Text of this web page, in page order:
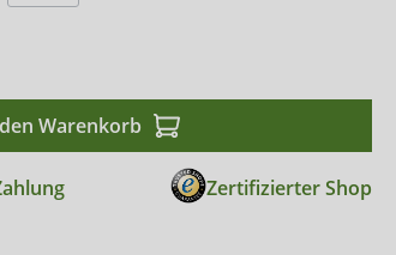
Warenkorb
Zertifizierter Shop